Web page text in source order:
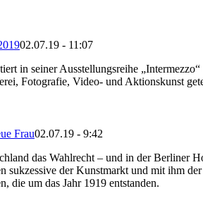
02.07.19 - 11:07
in seiner Ausstellungsreihe
Fotografie, Video- und Aktionskunst
Frau02.07.19 - 9:42
das Wahlrecht – und in der Berliner
sukzessive der Kunstmarkt und mit ihm
die um das Jahr 1919 entstanden.